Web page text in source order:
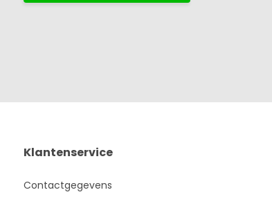
Klantenservice
Contactgegevens